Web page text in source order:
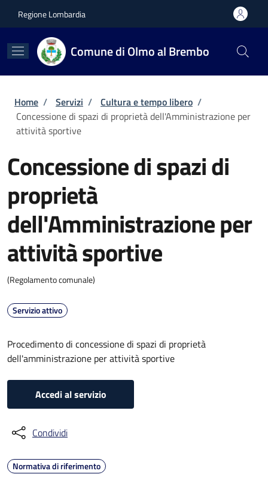
Regione Lombardia
Comune di Olmo al Brembo
Briciole di pane
Home / Servizi / Cultura e tempo libero /
Concessione di spazi di proprietà dell'Amministrazione per
attività sportive
Concessione di spazi di
proprietà
dell'Amministrazione per
attività sportive
(Regolamento comunale)
Servizio attivo
Procedimento di concessione di spazi di proprietà
dell'amministrazione per attività sportive
Accedi al servizio
Condividi
Normativa di riferimento